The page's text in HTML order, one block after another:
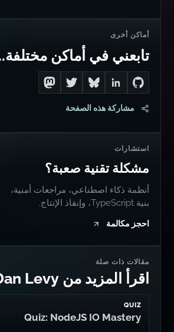
أماكن أخرى
تابعني في أماكن
Go to Dan's GitHub
with me on LinkedIn
me on Bluesky
me on Twitter
مشاركة هذه الصفحة
استشارات
مشكلة تقنية صعبة؟
أنظمة ذكاء اصطناعي، مراجعات أمنية،
بنية TypeScript، وإنقاذ الإنتاج.
احجز مكالمة
مقالات ذات صلة
اقرأ المزيد من Dan Levy
QUIZ
Quiz: NodeJS IO Mastery